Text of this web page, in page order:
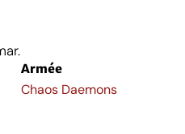
Armée
Chaos Daemons